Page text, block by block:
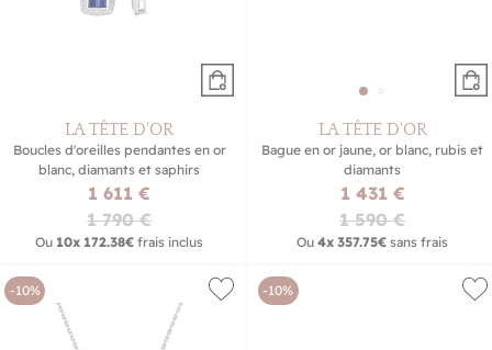
LA TÊTE D'OR
Boucles d'oreilles pendantes en or
blanc, diamants et saphirs
1 611 €
1 790 €
Ou 10x 172.38€ frais inclus
LA TÊTE D'OR
Bague en or jaune, or blanc, rubis et
diamants
1 431 €
1 590 €
Ou4x 357.75€ sans frais
-10% -10%